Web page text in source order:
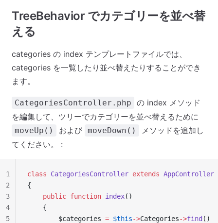
TreeBehavior でカテゴリーを並べ替
える
categories の index テンプレートファイルでは、
categories を一覧したり並べ替えたりすることができ
ます。
CategoriesController.php
の index メソッド
を編集して、ツリーでカテゴリーを並べ替えるために
moveUp() および moveDown()
メソッドを追加し
てください。 :
class CategoriesController extends AppController
{
    public
function index()
    {
        $categories
= $this->Categories->find ()
1
2
3
4
5